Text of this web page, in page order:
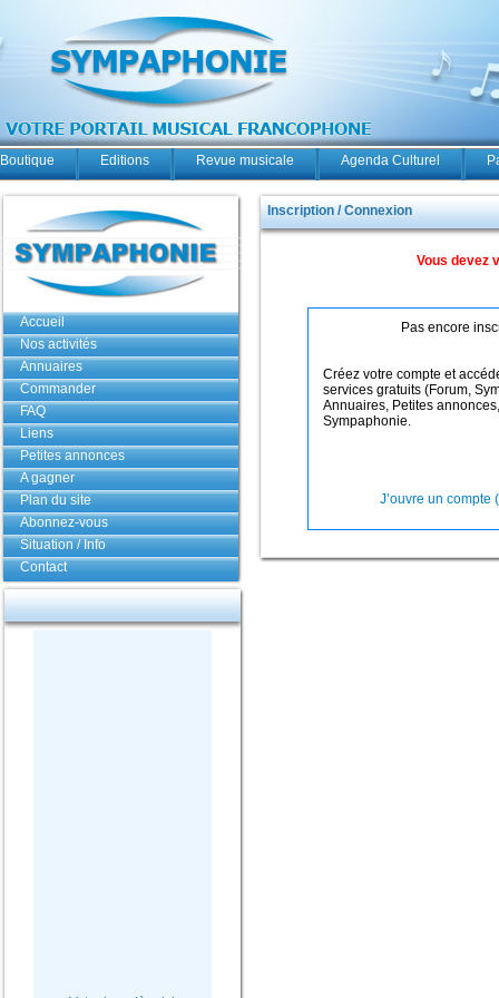
Boutique Editions Revue musicale Agenda Culturel
Accueil
Nos activités
Annuaires
Commander
FAQ
Liens
Petites annonces
A gagner
Plan du site
Abonnez-vous
Situation / Info
Contact
Inscription / Connexion
Vous devez
Pas encore
Créez votre compte et
services gratuits (Forum,
Annuaires, Petites
Sympaphonie.
J’ouvre un compte